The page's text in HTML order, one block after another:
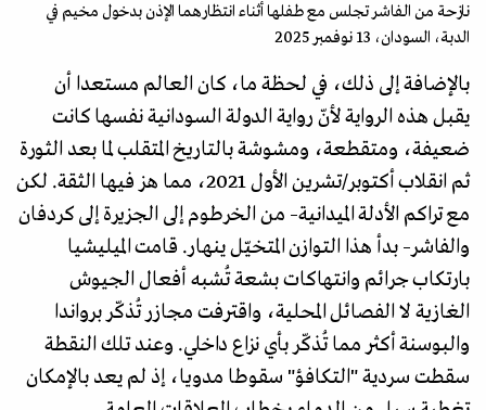
نازحة من الفاشر تجلس مع طفلها أثناء انتظارهما الإذن بدخول مخيم في
الدبة، السودان، 13 نوفمبر 2025
بالإضافة إلى ذلك، في لحظة ما، كان العالم مستعدا أن
يقبل هذه الرواية لأنّ رواية الدولة السودانية نفسها كانت
ضعيفة، ومتقطعة، ومشوشة بالتاريخ المتقلب لما بعد الثورة
ثم انقلاب أكتوبر/تشرين الأول 2021، مما هز فيها الثقة. لكن
مع تراكم الأدلة الميدانية– من الخرطوم إلى الجزيرة إلى كردفان
والفاشر– بدأ هذا التوازن المتخيّل ينهار. قامت الميليشيا
بارتكاب جرائم وانتهاكات بشعة تُشبه أفعال الجيوش
الغازية لا الفصائل المحلية، واقترفت مجازر تُذكّر برواندا
والبوسنة أكثر مما تُذكّر بأي نزاع داخلي. وعند تلك النقطة
سقطت سردية "التكافؤ" سقوطا مدويا، إذ لم يعد بالإمكان